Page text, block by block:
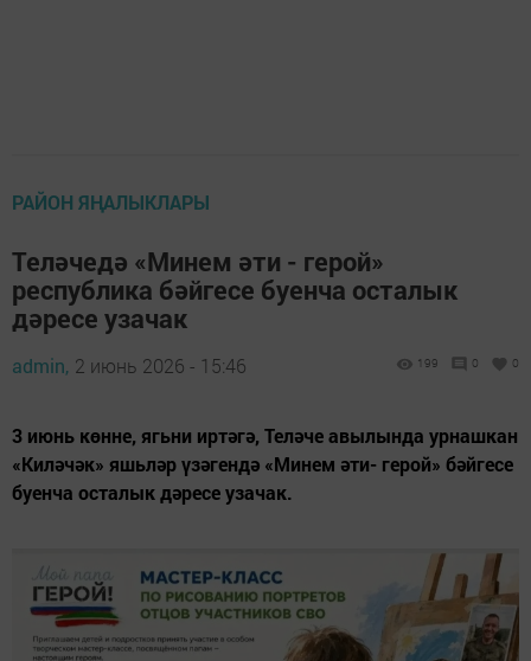
РАЙОН ЯҢАЛЫКЛАРЫ
Теләчедә «Минем әти - герой»
республика бәйгесе буенча осталык
дәресе узачак
admin, 2 июнь 2026 - 15:46 199 0 0
3 июнь көнне, ягьни иртәгә, Теләче авылында урнашкан
«Киләчәк» яшьләр үзәгендә «Минем әти- герой» бәйгесе
буенча осталык дәресе узачак.